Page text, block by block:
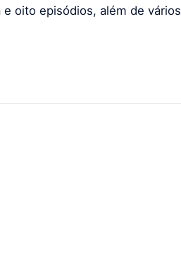
oito episódios, além de vários